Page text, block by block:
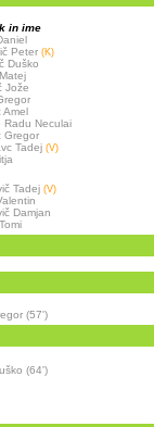
in ime
Peter (K)
Duško
Jože
Amel
Radu Neculai
Gregor
Tadej (V)
Tadej (V)
Damjan
(57')
(64')